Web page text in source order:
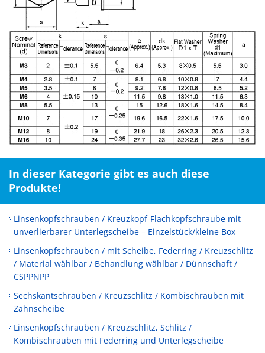
In dieser Kategorie gibt es auch diese
Produkte!
Linsenkopfschrauben / Kreuzkopf-Flachkopfschraube mit
unverlierbarer Unterlegscheibe – Einzelstück/kleine Box
Linsenkopfschrauben / mit Scheibe, Federring / Kreuzschlitz
/ Material wählbar / Behandlung wählbar / Dünnschaft /
CSPPNPP
Sechskantschrauben / Kreuzschlitz / Kombischrauben mit
Zahnscheibe
Linsenkopfschrauben / Kreuzschlitz, Schlitz /
Kombischrauben mit Federring und Unterlegscheibe